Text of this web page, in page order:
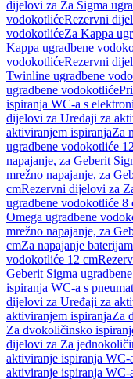
dijelovi za Za Sigma
vodokotlićeRezervni
vodokotlićeZa Kappa
Kappa ugradbene
vodokotlićeRezervni
Twinline ugradbene
ugradbene vodokotliće
ispiranja WC-a s
dijelovi za Uređaji za
aktiviranjem ispiranjaZa
ugradbene vodokotliće
napajanje, za Geberit
mrežno napajanje, za
cmRezervni dijelovi za
ugradbene vodokotliće 8
Omega ugradbene
mrežno napajanje, za
cmZa napajanje
vodokotliće 12 cm
Geberit Sigma
ispiranja WC-a s
dijelovi za Uređaji za
aktiviranjem ispiranjaZa
Za dvokoličinsko
dijelovi za Za
aktiviranje ispiranja WC-
aktiviranje ispiranja WC-